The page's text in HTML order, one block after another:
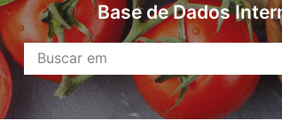
Base de Dados